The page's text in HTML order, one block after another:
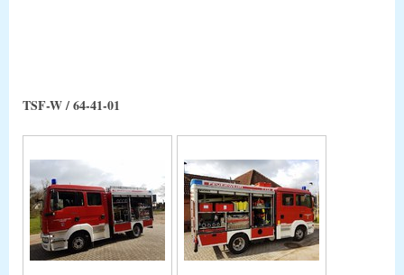
TSF-W / 64-41-01